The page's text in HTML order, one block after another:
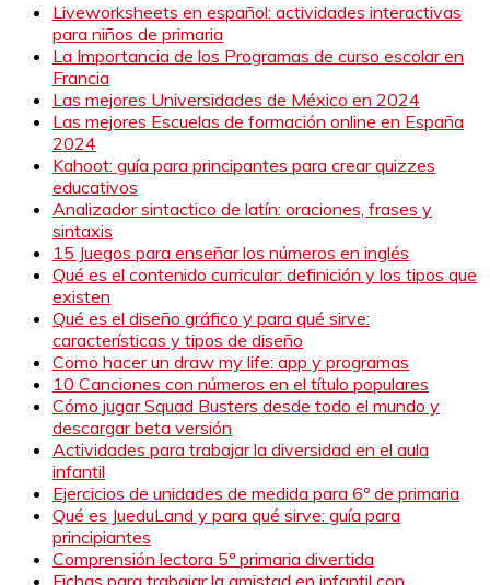
Liveworksheets en español: actividades interactivas
para niños de primaria
La Importancia de los Programas de curso escolar en
Francia
Las mejores Universidades de México en 2024
Las mejores Escuelas de formación online en España
2024
Kahoot: guía para principantes para crear quizzes
educativos
Analizador sintactico de latín: oraciones, frases y
sintaxis
15 Juegos para enseñar los números en inglés
Qué es el contenido curricular: definición y los tipos que
existen
Qué es el diseño gráfico y para qué sirve:
características y tipos de diseño
Como hacer un draw my life: app y programas
10 Canciones con números en el título populares
Cómo jugar Squad Busters desde todo el mundo y
descargar beta versión
Actividades para trabajar la diversidad en el aula
infantil
Ejercicios de unidades de medida para 6º de primaria
Qué es JueduLand y para qué sirve: guía para
principiantes
Comprensión lectora 5º primaria divertida